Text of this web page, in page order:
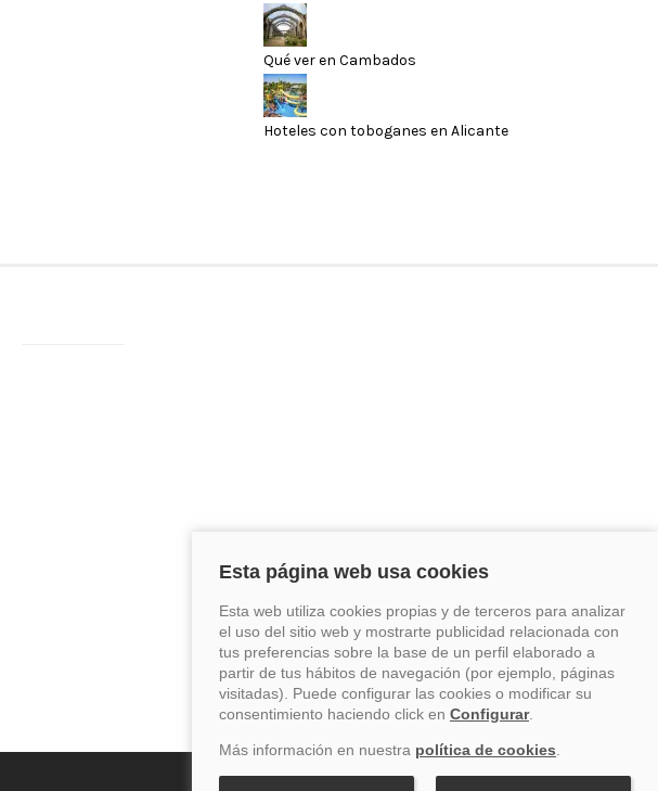
Qué ver en Cambados
Hoteles con toboganes en Alicante